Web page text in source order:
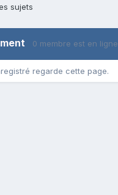
sujets
0 membre est en ligne
regarde cette page.